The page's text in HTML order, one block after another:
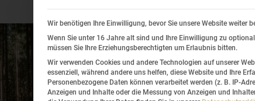
Wir benötigen Ihre Einwilligung, bevor Sie unsere Website weiter
Wenn Sie unter 16 Jahre alt sind und Ihre Einwilligung zu
müssen Sie Ihre Erziehungsberechtigten um Erlaubnis bitten.
Wir verwenden Cookies und andere Technologien auf unserer
essenziell, während andere uns helfen, diese Website und Ihre
Personenbezogene Daten können verarbeitet werden (z. B. IP-
Anzeigen und Inhalte oder die Messung von Anzeigen und